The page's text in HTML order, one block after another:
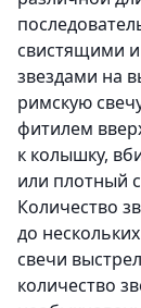
свистящими
звездами на
римскую
фитилем
к колышку,
или плотный
Количество
до
свечи
количество